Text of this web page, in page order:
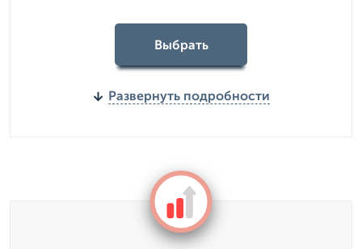
Выбрать
Развернуть подробности